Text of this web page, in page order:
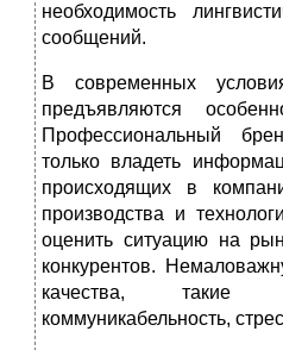
необходимость
сообщений.
В современных
предъявляются
Профессиональный
только владеть
происходящих в
производства и
оценить ситуацию на
конку­рентов.
качества, такие
коммуникабельность,